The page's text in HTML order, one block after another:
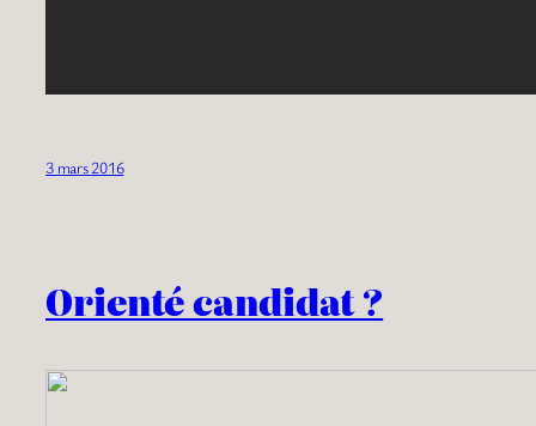
3 mars 2016
Orienté candidat ?